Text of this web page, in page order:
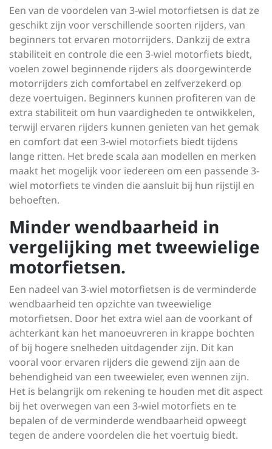
Een van de voordelen van 3-wiel motorfietsen is dat ze
geschikt zijn voor verschillende soorten rijders, van
beginners tot ervaren motorrijders. Dankzij de extra
stabiliteit en controle die een 3-wiel motorfiets biedt,
voelen zowel beginnende rijders als doorgewinterde
motorrijders zich comfortabel en zelfverzekerd op
deze voertuigen. Beginners kunnen profiteren van de
extra stabiliteit om hun vaardigheden te ontwikkelen,
terwijl ervaren rijders kunnen genieten van het gemak
en comfort dat een 3-wiel motorfiets biedt tijdens
lange ritten. Het brede scala aan modellen en merken
maakt het mogelijk voor iedereen om een passende 3-
wiel motorfiets te vinden die aansluit bij hun rijstijl en
behoeften.
Minder wendbaarheid in
vergelijking met tweewielige
motorfietsen.
Een nadeel van 3-wiel motorfietsen is de verminderde
wendbaarheid ten opzichte van tweewielige
motorfietsen. Door het extra wiel aan de voorkant of
achterkant kan het manoeuvreren in krappe bochten
of bij hogere snelheden uitdagender zijn. Dit kan
vooral voor ervaren rijders die gewend zijn aan de
behendigheid van een tweewieler, even wennen zijn.
Het is belangrijk om rekening te houden met dit aspect
bij het overwegen van een 3-wiel motorfiets en te
bepalen of de verminderde wendbaarheid opweegt
tegen de andere voordelen die het voertuig biedt.